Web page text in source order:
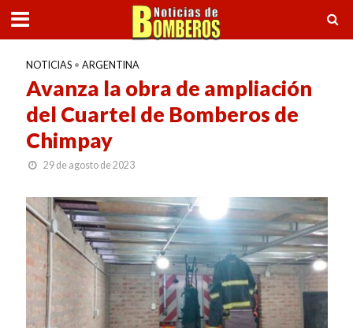
NOTICIAS • ARGENTINA
Avanza la obra de ampliación
del Cuartel de Bomberos de
Chimpay
29 de agosto de 2023